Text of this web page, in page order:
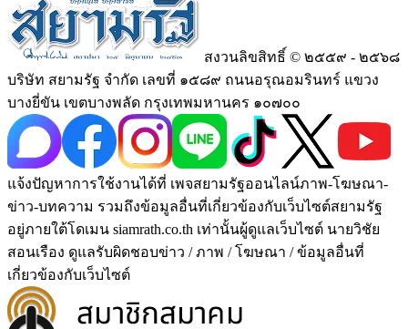
สงวนลิขสิทธิ์ © ๒๕๕๙ - ๒๕๖๘
บริษัท สยามรัฐ จำกัด เลขที่ ๑๕๘๙ ถนนอรุณอมรินทร์ แขวง
บางยี่ขัน เขตบางพลัด กรุงเทพมหานคร ๑๐๗๐๐
แจ้งปัญหาการใช้งานได้ที่ เพจสยามรัฐออนไลน์ภาพ-โฆษณา-
ข่าว-บทความ รวมถึงข้อมูลอื่นที่เกี่ยวข้องกับเว็บไซต์สยามรัฐ
อยู่ภายใต้โดเมน siamrath.co.th เท่านั้นผู้ดูแลเว็บไซต์ นายวิชัย
สอนเรือง ดูแลรับผิดชอบข่าว / ภาพ / โฆษณา / ข้อมูลอื่นที่
เกี่ยวข้องกับเว็บไซต์